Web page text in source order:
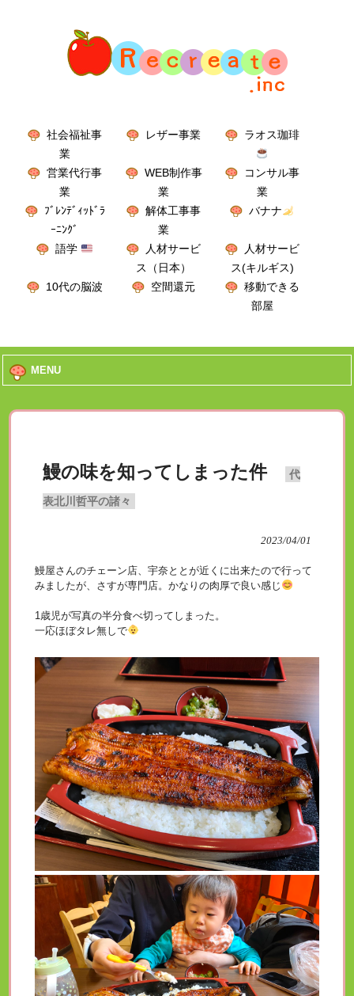
社会福祉事
業
レザー事業 ラオス珈琲
営業代行事
業
WEB制作事
業
コンサル事
業
ﾌﾞﾚﾝﾃﾞｨｯﾄﾞﾗ
ｰﾆﾝｸﾞ
解体工事事
業
バナナ
語学
人材サービ
ス（日本）
人材サービ
ス(キルギス)
10代の脳波
空間還元
移動できる
部屋
MENU
鰻の味を知ってしまった件 代
表北川哲平の諸々
2023/04/01
鰻屋さんのチェーン店、宇奈ととが近くに出来たので行って
みましたが、さすが専門店。かなりの肉厚で良い感じ
1歳児が写真の半分食べ切ってしまった。
一応ほぼタレ無しで